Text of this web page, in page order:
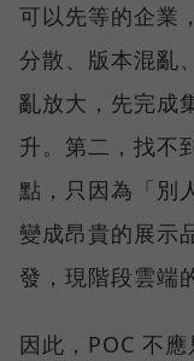
可以先等的企業
分散、版本混亂
亂放大，先完成
升。第二，找不
點，只因為「別
變成昂貴的展示
發，現階段雲端
因此，POC 不